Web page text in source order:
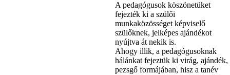
A pedagógusok köszönetüket
fejezték ki a szülői
munkaközösséget képviselő
szülőknek, jelképes ajándékot
nyújtva át nekik is.
Ahogy illik, a pedagógusoknak
hálánkat fejeztük ki virág, ajándék,
pezsgő formájában, hisz a tanév